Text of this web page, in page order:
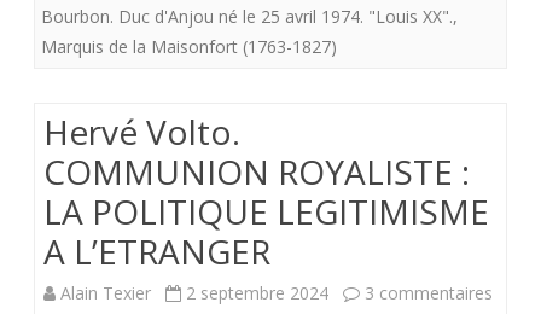
Bourbon. Duc d'Anjou né le 25 avril 1974. "Louis XX".,
Marquis de la Maisonfort (1763-1827)
Hervé Volto.
COMMUNION ROYALISTE :
LA POLITIQUE LEGITIMISME
A L’ETRANGER
Alain Texier 2 septembre 2024 3 commentaires